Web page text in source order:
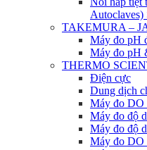
Autoclaves)
TAKEMURA –
Máy đo pH
Máy đo pH
THERMO
Điện cực
Dung dịch
Máy đo DO
Máy đo độ
Máy đo độ
Máy đo DO